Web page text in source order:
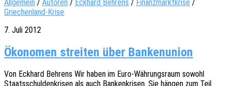
Allgemein / Autoren / Eckhard Behrens / Finanzmarktkrise /
Griechenland-Krise
7. Juli 2012
Ökonomen streiten über Bankenunion
Von Eckhard Behrens Wir haben im Euro-Währungs­­raum sowohl
Staats­schul­den­kri­sen als auch Banken­kri­sen. Sie hängen zum Teil